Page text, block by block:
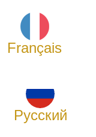
Français
Русский